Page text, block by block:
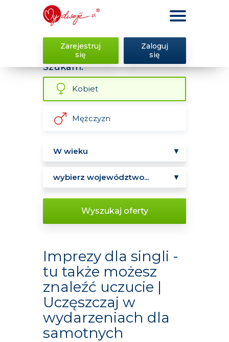
Zarejestruj
się
Zaloguj
się
Szukam:
Kobiet
Mężczyzn
Wyszukaj oferty
Imprezy dla singli -
tu także możesz
znaleźć uczucie |
Uczęszczaj w
wydarzeniach dla
samotnych